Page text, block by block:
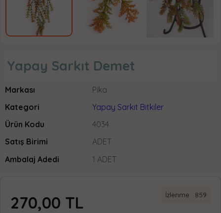
Yapay Sarkıt Demet
Markası
Pika
Kategori
Yapay Sarkıt Bitkiler
Ürün Kodu
4034
Satış Birimi
ADET
Ambalaj Adedi
1 ADET
İzlenme : 859
270,00 TL